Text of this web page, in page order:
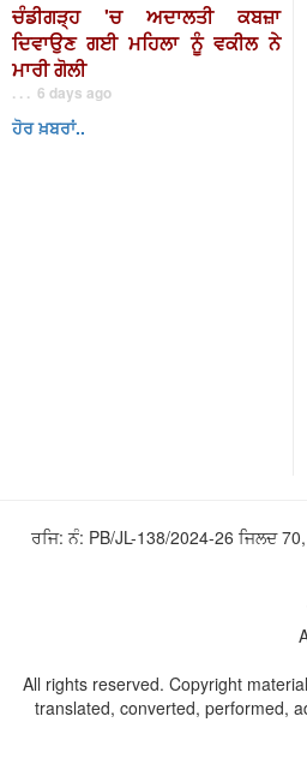
ਚੰਡੀਗੜ੍ਹ 'ਚ ਅਦਾਲਤੀ ਕਬਜ਼ਾ
ਦਿਵਾਉਣ ਗਈ ਮਹਿਲਾ ਨੂੰ ਵਕੀਲ ਨੇ
ਮਾਰੀ ਗੋਲੀ
. . . 6 days ago
ਹੋਰ ਖ਼ਬਰਾਂ..
ਰਜਿ: ਨੰ: PB/JL-138/2024-26 ਜਿਲਦ
All rights reserved. Copyright
translated, converted, performed,